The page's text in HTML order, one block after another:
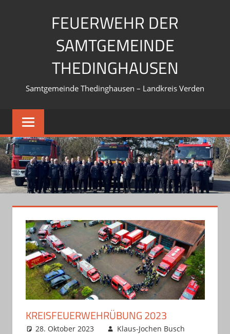
FEUERWEHR DER
SAMTGEMEINDE
THEDINGHAUSEN
Samtgemeinde Thedinghausen – Landkreis Verden
KREISFEUERWEHRÜBUNG 2023
28. Oktober 2023
Klaus-Jochen Busch